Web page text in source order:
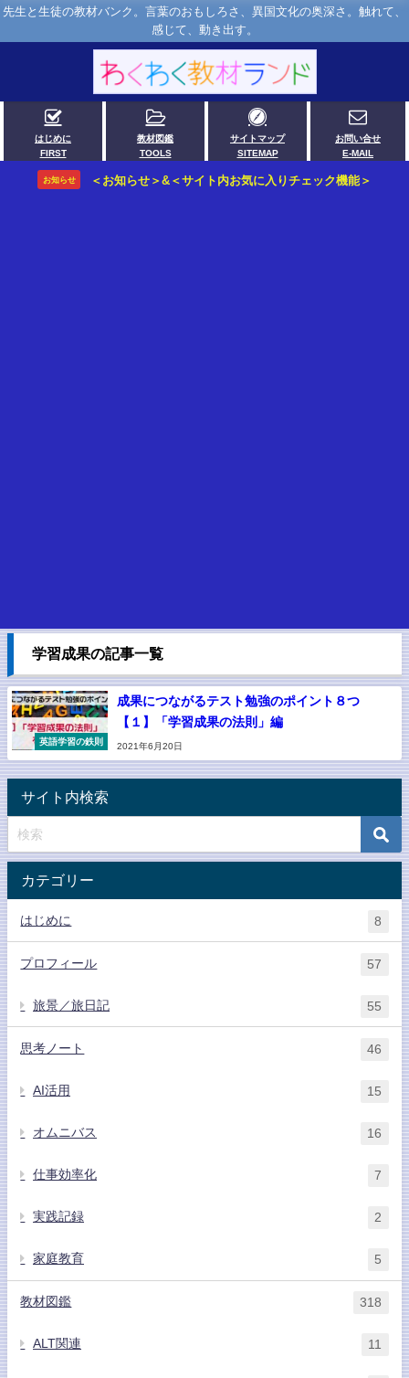
先生と生徒の教材バンク。言葉のおもしろさ、異国文化の奥深さ。触れて、
感じて、動き出す。
はじめに
FIRST
教材図鑑
TOOLS
サイトマップ
SITEMAP
お問い合せ
E-MAIL
お知らせ ＜お知らせ＞&＜サイト内お気に入りチェック機能＞
学習成果の記事一覧
英語学習の鉄則
成果につながるテスト勉強のポイント８つ
【１】「学習成果の法則」編
2021年6月20日
サイト内検索
カテゴリー
はじめに 8
プロフィール 57
旅景／旅日記 55
思考ノート 46
AI活用 15
オムニバス 16
仕事効率化 7
実践記録 2
家庭教育 5
教材図鑑 318
ALT関連 11